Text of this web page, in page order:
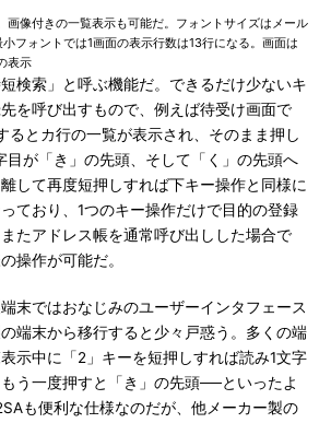
像付きの一覧表示も可能だ。フォントサイズはメール
フォントでは1画面の表示行数は13行になる。画面は
表示
検索」と呼ぶ機能だ。できるだけ少ないキ
を呼び出すもので、例えば待受け画面で
るとカ行の一覧が表示され、そのまま押し
目が「き」の先頭、そして「く」の先頭へ
して再度短押しすれば下キー操作と同様に
ており、1つのキー操作だけで目的の登録
たアドレス帳を通常呼び出しした場合で
操作が可能だ。
末ではおなじみのユーザーインタフェース
端末から移行すると少々戸惑う。多くの端
示中に「2」キーを短押しすれば読み1文字
う一度押すと「き」の先頭──といったよ
も便利な仕様なのだが、他メーカー製の